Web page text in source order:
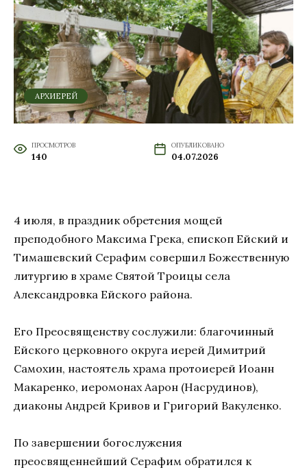
АРХИЕРЕЙ
ПРОСМОТРОВ
140
ОПУБЛИКОВАНО
04.07.2026
4 июля, в праздник обретения мощей
преподобного Максима Грека, епископ Ейский и
Тимашевский Серафим совершил Божественную
литургию в храме Святой Троицы села
Александровка Ейского района.
Его Преосвященству сослужили: благочинный
Ейского церковного округа иерей Димитрий
Самохин, настоятель храма протоиерей Иоанн
Макаренко, иеромонах Аарон (Насрудинов),
диаконы Андрей Кривов и Григорий Вакуленко.
По завершении богослужения
преосвященнейший Серафим обратился к